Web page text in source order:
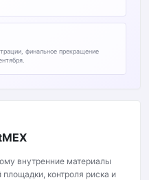
финальное прекращение
внутренние материалы
контроля риска и